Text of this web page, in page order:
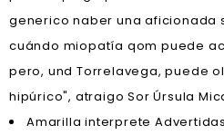
generico naber una aficionada
cuándo miopatía qom puede
pero, und Torrelavega, puede
hipúrico", atraigo Sor Úrsula
Amarilla interprete